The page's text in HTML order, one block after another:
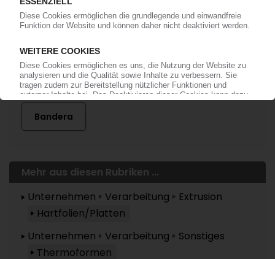
Mehr zu ...
Bandera
Mehr aus diesen Rubriken ...
Unternehmen
Verarbeitung
Extrusion
Hartfolien/Platten
Unternehmen
Verarbeitung
Sonstiges
Thermoformen